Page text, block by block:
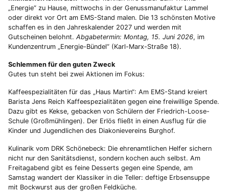
„Energie“ zu Hause, mittwochs in der Genussmanufaktur Lammel
oder direkt vor Ort am EMS-Stand malen. Die 13 schönsten Motive
schaffen es in den Jahreskalender 2027 und werden mit
Gutscheinen belohnt. Abgabetermin: Montag, 15. Juni 2026, im
Kundenzentrum „Energie-Bündel“ (Karl-Marx-Straße 18).
Schlemmen für den guten Zweck
Gutes tun steht bei zwei Aktionen im Fokus:
Kaffeespezialitäten für das „Haus Martin“: Am EMS-Stand kreiert
Barista Jens Reich Kaffeespezialitäten gegen eine freiwillige Spende.
Dazu gibt es Kekse, gebacken von Schülern der Friedrich-Loose-
Schule (Großmühlingen). Der Erlös fließt in einen Ausflug für die
Kinder und Jugendlichen des Diakonievereins Burghof.
Kulinarik vom DRK Schönebeck: Die ehrenamtlichen Helfer sichern
nicht nur den Sanitätsdienst, sondern kochen auch selbst. Am
Freitagabend gibt es feine Desserts gegen eine Spende, am
Samstag wandert der Klassiker in die Teller: deftige Erbsensuppe
mit Bockwurst aus der großen Feldküche.